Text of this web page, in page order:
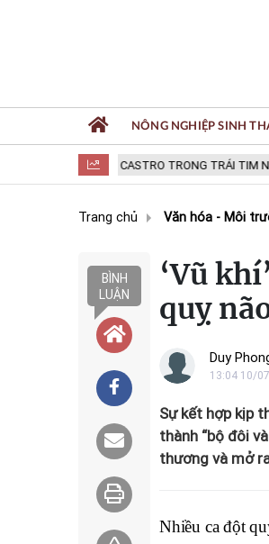
FIDEL CASTRO TRONG TRÁI TIM NGƯỜI
NÔNG NGHIỆP SINH
Trang chủ Văn hóa - Môi
BÌNH
LUẬN
‘Vũ
quỵ
Duy
13:04 10/
Sự kết hợp kịp
thành “bộ đôi
thương và mở
Nhiều ca đột